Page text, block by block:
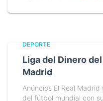
DEPORTE
Liga del Dinero
Madrid
Anúncios El Real
del fútbol mundial con